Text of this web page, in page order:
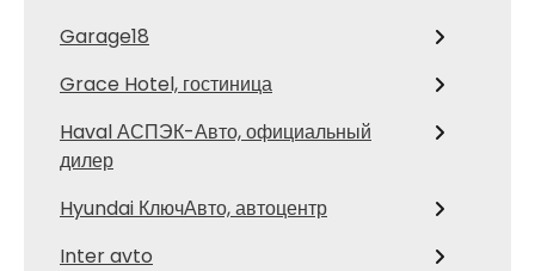
Garage18
Grace Hotel, гостиница
Haval АСПЭК-Авто, официальный
дилер
Hyundai КлючАвто, автоцентр
Inter avto